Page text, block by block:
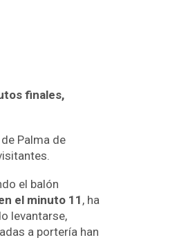
finales,
Palma de
el balón
el minuto 11, ha
levantarse,
a portería han